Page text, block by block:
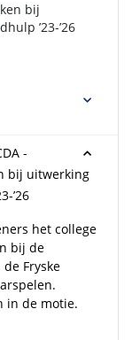
bij
’23-’26
-
bij uitwerking
’26
het college
bij de
Fryske
in de motie.